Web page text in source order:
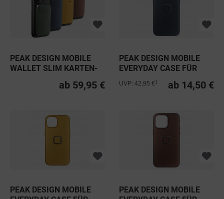
PEAK DESIGN MOBILE
WALLET SLIM KARTEN-
ab 59,95 €
PEAK DESIGN MOBILE
EVERYDAY CASE FÜR
IPHONE 15...
ab 14,50 €
UVP: 42,95 €
PEAK DESIGN MOBILE
PEAK DESIGN MOBILE